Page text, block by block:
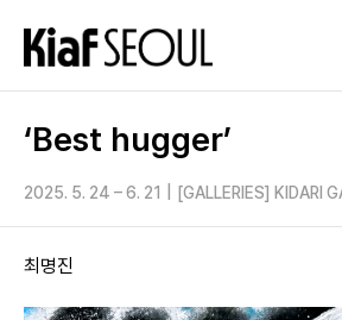
‘Best hugger’
2025. 5. 24 – 6. 21 [GALLERIES] KIDARI
최명진